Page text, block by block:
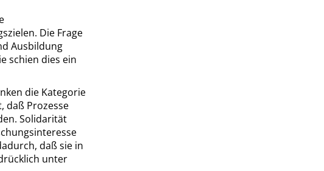
Die Frage
Ausbildung
schien dies ein
die Kategorie
daß Prozesse
Solidarität
daß sie in
unter